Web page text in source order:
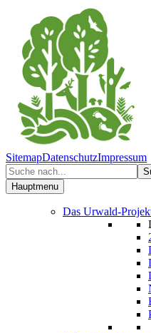
SitemapDatenschutzImpressum
Hauptmenu
Das Urwald-